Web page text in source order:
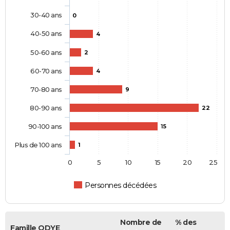
0
4
2
4
9
22
15
1
Personnes décédées
30-40 ans
40-50 ans
50-60 ans
60-70 ans
70-80 ans
80-90 ans
90-100 ans
Plus de 100 ans
0 5 10 15 20 25
Famille ODYE
Nombre de
% des